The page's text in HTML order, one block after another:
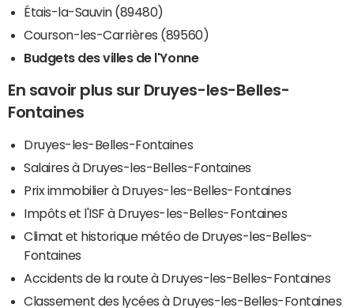
Étais-la-Sauvin (89480)
Courson-les-Carrières (89560)
Budgets des villes de l'Yonne
En savoir plus sur Druyes-les-Belles-
Fontaines
Druyes-les-Belles-Fontaines
Salaires à Druyes-les-Belles-Fontaines
Prix immobilier à Druyes-les-Belles-Fontaines
Impôts et l'ISF à Druyes-les-Belles-Fontaines
Climat et historique météo de Druyes-les-Belles-
Fontaines
Accidents de la route à Druyes-les-Belles-Fontaines
Classement des lycées à Druyes-les-Belles-Fontaines